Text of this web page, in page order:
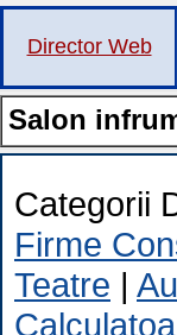
Director Web
Salon
Categorii
Firme
Teatre |